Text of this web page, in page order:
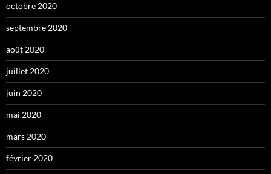
octobre 2020
septembre 2020
août 2020
juillet 2020
juin 2020
mai 2020
mars 2020
février 2020